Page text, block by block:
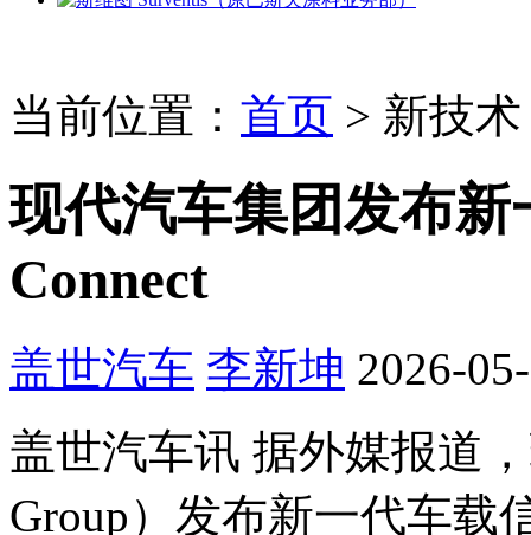
当前位置： 首页 > 新技术
现代汽车集团发布新
Connect
盖世汽车 李新坤 2026-
盖世汽车讯 据外媒报道
Group）发布新一代车载